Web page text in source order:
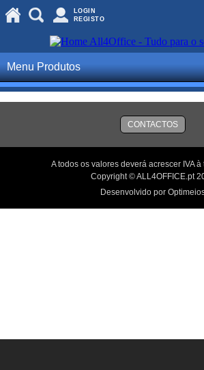
LOGIN
REGISTO
Menu Produtos
CONTACTOS
A todos os valores deverá acrescer IVA à
Copyright © ALL4OFFICE.pt
Desenvolvido por